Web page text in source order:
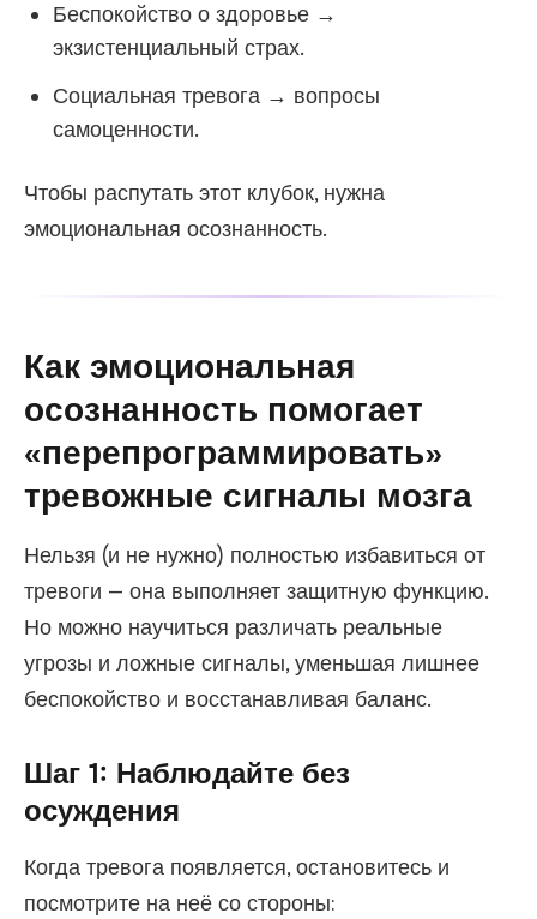
Беспокойство о здоровье →
экзистенциальный страх.
Социальная тревога → вопросы
самоценности.
Чтобы распутать этот клубок, нужна
эмоциональная осознанность.
Как эмоциональная
осознанность помогает
«перепрограммировать»
тревожные сигналы мозга
Нельзя (и не нужно) полностью избавиться от
тревоги — она выполняет защитную функцию.
Но можно научиться различать реальные
угрозы и ложные сигналы, уменьшая лишнее
беспокойство и восстанавливая баланс.
Шаг 1: Наблюдайте без
осуждения
Когда тревога появляется, остановитесь и
посмотрите на неё со стороны: